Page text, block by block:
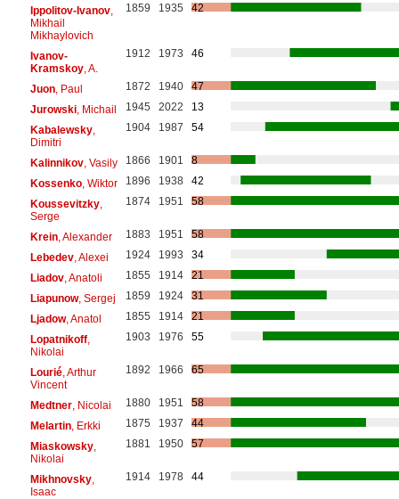
Ippolitov-Ivanov,
Mikhail
Mikhaylovich
1859 1935 42
Ivanov-
Kramskoy, A.
1912 1973 46
Juon, Paul 1872 1940
47
Jurowski, Michail 1945 2022
13
Kabalewsky,
Dimitri
1904 1987 54
Kalinnikov, Vasily 1866 1901
8
Kossenko, Wiktor 1896 1938
42
Koussevitzky,
Serge
1874 1951 58
Krein, Alexander 1883 1951
58
Lebedev, Alexei 1924 1993
34
Liadov, Anatoli 1855 1914
21
Liapunow, Sergej 1859 1924
31
Ljadow, Anatol 1855 1914
21
Lopatnikoff,
Nikolai
1903 1976 55
Lourié, Arthur
Vincent
1892 1966 65
Medtner, Nicolai 1880 1951
58
Melartin, Erkki 1875 1937
44
Miaskowsky,
Nikolai
1881 1950 57
Mikhnovsky,
Isaac
1914 1978 44